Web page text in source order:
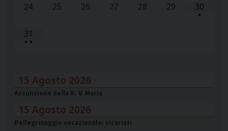
24 25 26 27 28 29 30
•
31
• •
15 Agosto 2026
Assunzione della B. V. Maria
15 Agosto 2026
Pellegrinaggio vocazionale: vicariati